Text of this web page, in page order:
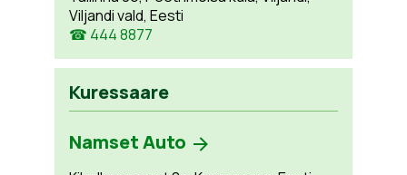
Viljandi vald, Eesti
☎ 444 8877
Kuressaare
Namset Auto